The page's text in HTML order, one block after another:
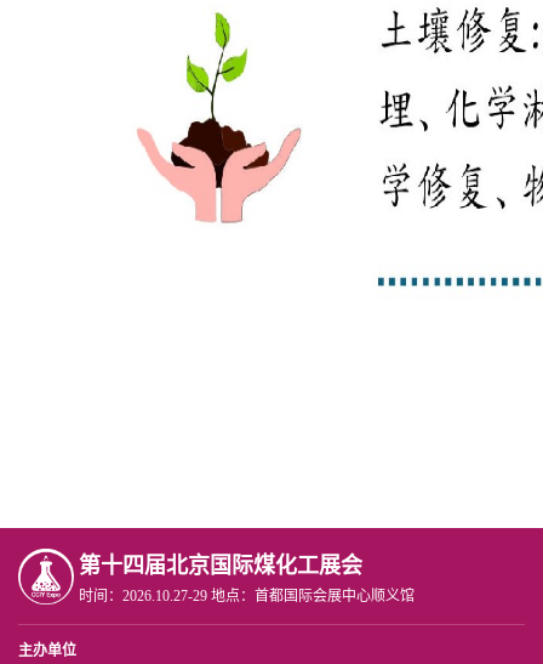
第十四届北京国际煤化工展会
时间：2026.10.27-29 地点：首都国际会展中心顺义馆
主办单位